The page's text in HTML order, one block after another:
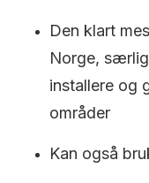
Den klart
Norge,
installere og
områder
Kan også